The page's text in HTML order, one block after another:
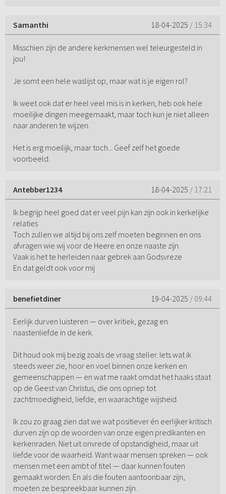
Samanthi 18-04-2025 / 15:34
Misschien zijn de andere kerkmensen wel teleurgesteld in
jou!
Je somt een hele waslijst op, maar wat is je eigen rol?
Ik weet ook dat er heel veel mis is in kerken, heb ook hele
moeilijke dingen meegemaakt, maar toch kun je niet alleen
naar anderen te wijzen.
Het is erg moeilijk, maar toch... Geef zelf het goede
voorbeeld.
Antebber1234 18-04-2025 / 17:21
Ik begrijp heel goed dat er veel pijn kan zijn ook in kerkelijke
relaties
Toch zullen we altijd bij ons zelf moeten beginnen en ons
afvragen wie wij voor de Heere en onze naaste zijn
Vaak is het te herleiden naar gebrek aan Godsvreze
En dat geldt ook voor mij
benefietdiner 19-04-2025 / 09:44
Eerlijk durven luisteren — over kritiek, gezag en
naastenliefde in de kerk.
Dit houd ook mij bezig zoals de vraag steller. Iets wat ik
steeds weer zie, hoor en voel binnen onze kerken en
gemeenschappen — en wat me raakt omdat het haaks staat
op de Geest van Christus, die ons opriep tot
zachtmoedigheid, liefde, en waarachtige wijsheid.
Ik zou zo graag zien dat we wat positiever én eerlijker kritisch
durven zijn op de woorden van onze eigen predikanten en
kerkenraden. Niet uit onvrede of opstandigheid, maar uit
liefde voor de waarheid. Want waar mensen spreken — ook
mensen met een ambt of titel — daar kunnen fouten
gemaakt worden. En als die fouten aantoonbaar zijn,
moeten ze bespreekbaar kunnen zijn.